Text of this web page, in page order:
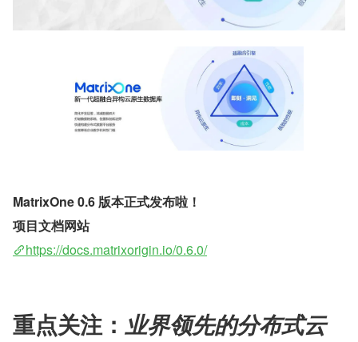
MatrixOne 0.6 版本正式发布啦！
项目文档网站
https://docs.matrixorigin.io/0.6.0/
重点关注： 业界领先的分布式云